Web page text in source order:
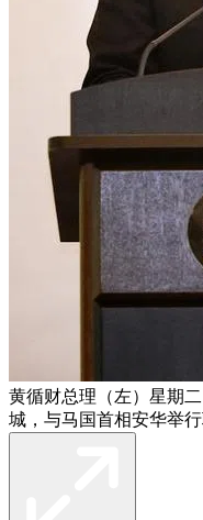
黄循财总理（左）星期
城，与马国首相安华举